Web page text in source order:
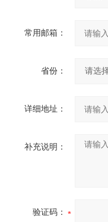
常用邮箱：
省份：
详细地址：
补充说明：
验证码：